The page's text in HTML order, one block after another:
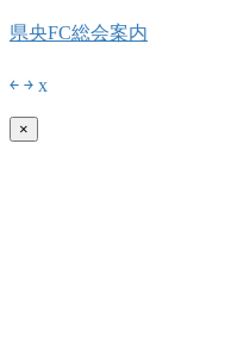
県央FC総会案内
￩ ￫ x
×